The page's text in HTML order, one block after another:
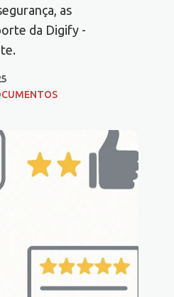
as
da Digify -